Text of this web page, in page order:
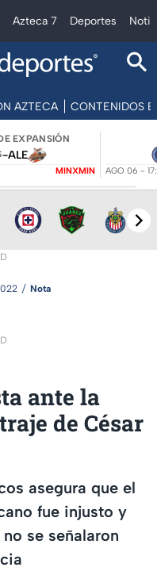
Azteca 7 Deportes
AZTECA CONTENIDOS
EXPANSIÓN
-ALE
MINXMIN AGO 06 -
Nota
ante la
de César
asegura que el
fue injusto y
se señalaron